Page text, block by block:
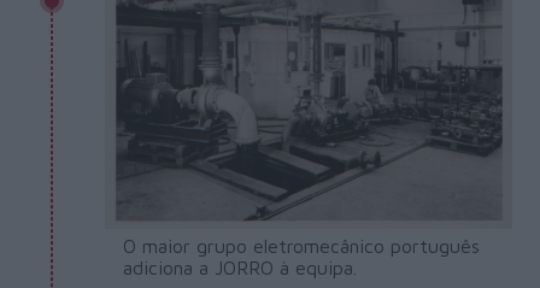
O maior grupo eletromecânico português
adiciona a JORRO à equipa.